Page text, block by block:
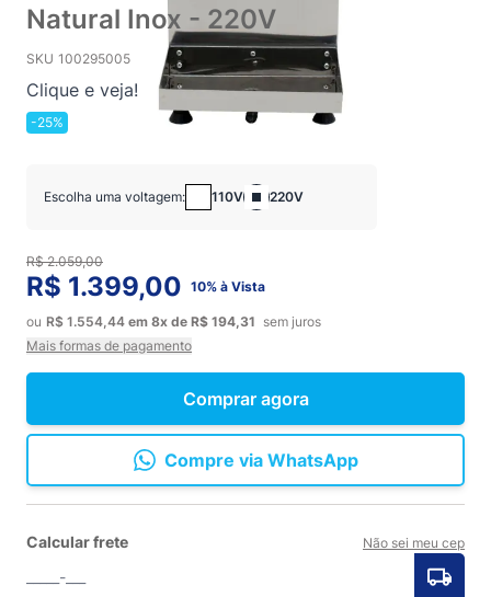
Natural Inox - 220V
SKU 100295005
Clique e veja!
-25%
Comprar agora
Escolha uma voltagem: 110V 220V
R$ 1.399,00 10% à Vista
ou R$ 1.554,44 em 8x de R$ 194,31 sem juros
Mais formas de pagamento
Compre via WhatsApp
R$ 2.059,00
Calcular frete Não sei meu cep